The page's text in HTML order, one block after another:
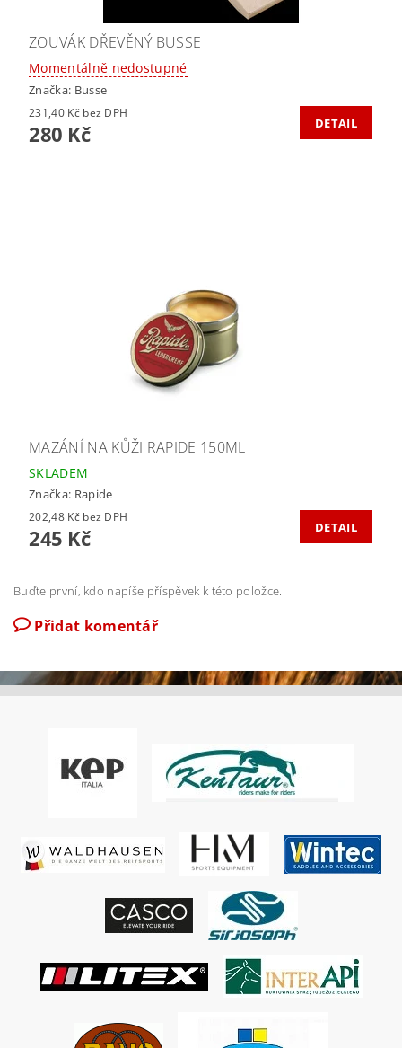
ZOUVÁK DŘEVĚNÝ BUSSE
Momentálně nedostupné
Značka: Busse
231,40 Kč bez DPH
280 Kč DETAIL
MAZÁNÍ NA KŮŽI RAPIDE 150ML
SKLADEM
Značka: Rapide
202,48 Kč bez DPH
245 Kč DETAIL
Buďte první, kdo napíše příspěvek k této položce.
Přidat komentář